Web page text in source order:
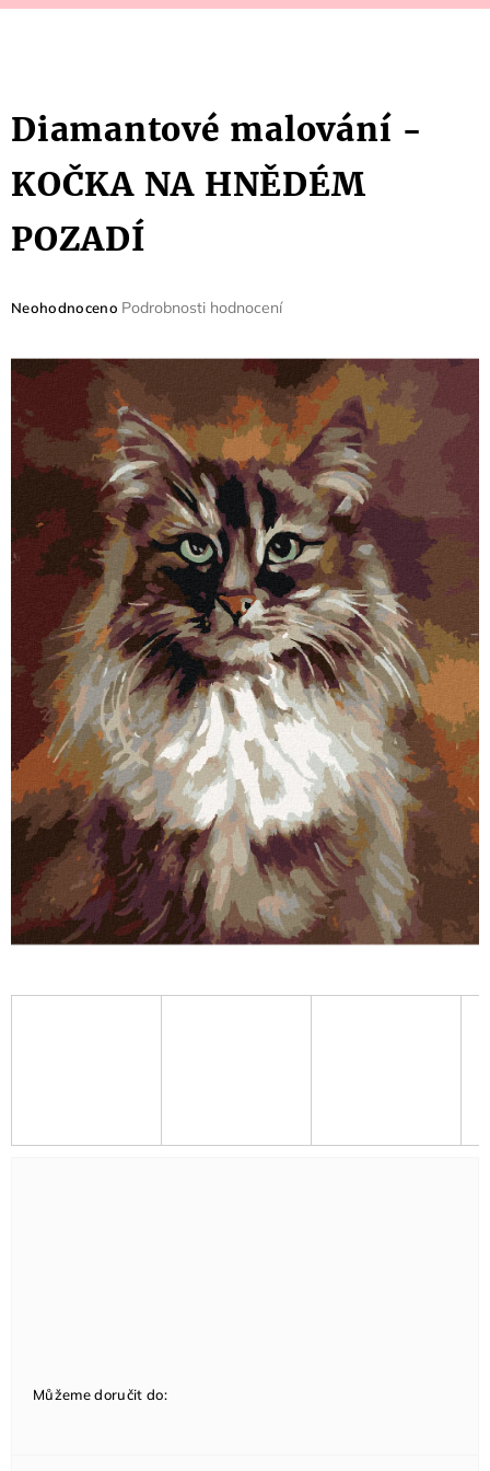
Diamantové malování -
KOČKA NA HNĚDÉM
POZADÍ
Průměrné
je
0,0
z
5
hvězdiček.
Neohodnoceno Podrobnosti hodnocení
Můžeme doručit do: